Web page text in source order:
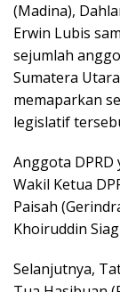
(Madina),
Erwin Lubis
sejumlah
Sumatera
memaparkan
legislatif
Anggota
Wakil Ketua
Paisah
Khoiruddin
Selanjutnya,